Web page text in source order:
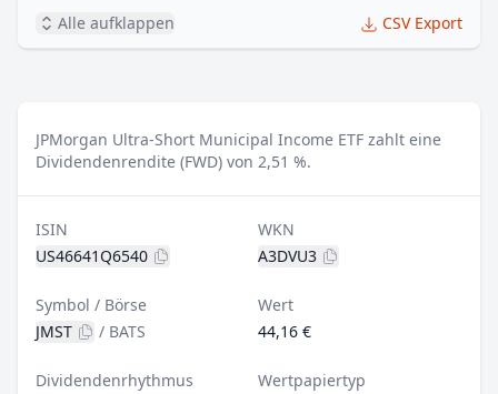
Alle aufklappen CSV Export
JPMorgan Ultra-Short Municipal Income ETF zahlt eine
Dividendenrendite (FWD) von 2,51 %.
ISIN
US46641Q6540
WKN
A3DVU3
Symbol / Börse
JMST
/ BATS
Wert
44,16 €
Dividendenrhythmus
Wertpapiertyp